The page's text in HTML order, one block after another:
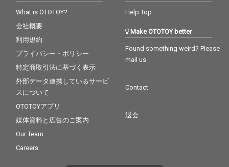
What is OTOTOY?
会社概要
利用規約
プライバシー・ポリシー
特定商取引法に基づく表示
外部データ連携しているサービ
スについて
OTOTOYアプリ
媒体資料と広告のご案内
Our Team
Careers
Help Top
Make OTOTOY better
Found something weird? Please
mail us
Contact
退会